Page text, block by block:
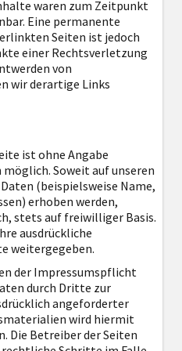
waren zum Zeitpunkt
Eine permanente
Seiten ist jedoch
einer Rechtsverletzung
von
wir derartige Links
ist ohne Angabe
Soweit auf unseren
(beispielsweise Name,
erhoben werden,
stets auf freiwilliger Basis.
ausdrückliche
weitergegeben.
der Impressumspflicht
durch Dritte zur
angeforderter
wird hiermit
Die Betreiber der Seiten